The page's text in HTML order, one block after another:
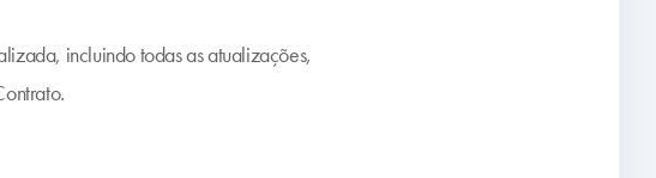
incluindo todas as atualizações,